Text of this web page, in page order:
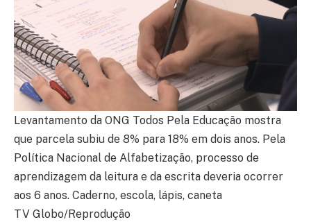
Levantamento da ONG Todos Pela Educação mostra
que parcela subiu de 8% para 18% em dois anos. Pela
Política Nacional de Alfabetização, processo de
aprendizagem da leitura e da escrita deveria ocorrer
aos 6 anos. Caderno, escola, lápis, caneta
TV Globo/Reprodução